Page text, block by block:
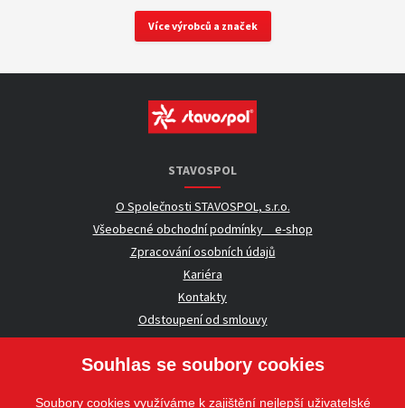
Více výrobců a značek
STAVOSPOL
O Společnosti STAVOSPOL, s.r.o.
Všeobecné obchodní podmínky _ e-shop
Zpracování osobních údajů
Kariéra
Kontakty
Odstoupení od smlouvy
UŽITEČNÉ INFORMACE
Souhlas se soubory cookies
Soubory cookies využíváme k zajištění nejlepší uživatelské